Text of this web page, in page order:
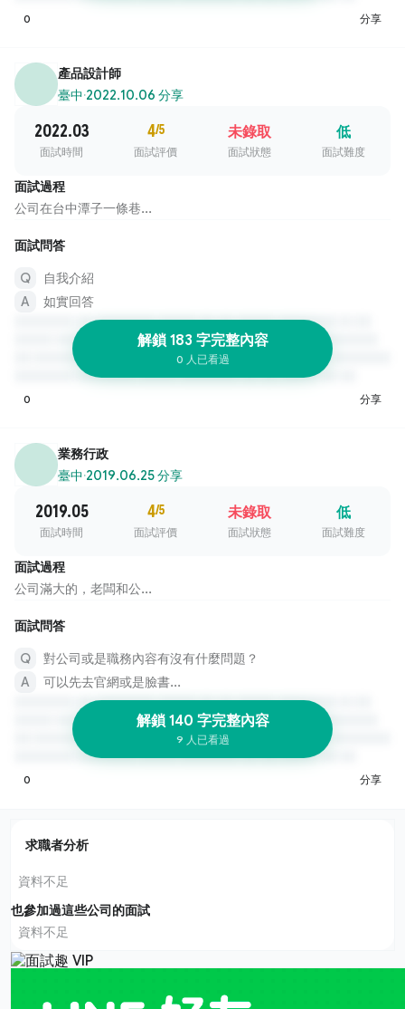
0 分享
產品設計師
臺中·2022.10.06 分享
2022.03
面試時間
4/5
面試評價
未錄取
面試狀態
低
面試難度
面試過程
公司在台中潭子一條巷...
面試問答
自我介紹
如實回答
解鎖 183 字完整內容
0 人已看過
0 分享
業務行政
臺中·2019.06.25 分享
2019.05
面試時間
4/5
面試評價
未錄取
面試狀態
低
面試難度
面試過程
公司滿大的，老闆和公...
面試問答
對公司或是職務內容有沒有什麼問題？
可以先去官網或是臉書...
解鎖 140 字完整內容
9 人已看過
0 分享
求職者分析
資料不足
也參加過這些公司的面試
資料不足